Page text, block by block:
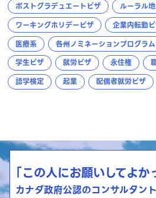
ポストグラデュエートビザ
ルーラル
ワーキングホリデービザ
企業内転勤
医療系
各州ノミネーションプログラム
学生ビザ
就労ビザ 永住権
語学検定
起業 配偶者就労ビザ
「この人にお願いしてよ
カナダ政府公認のコンサルタン